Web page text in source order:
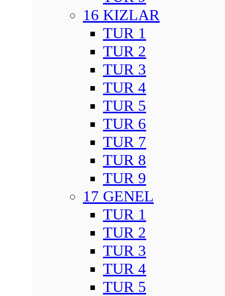
16 KIZLAR
TUR 1
TUR 2
TUR 3
TUR 4
TUR 5
TUR 6
TUR 7
TUR 8
TUR 9
17 GENEL
TUR 1
TUR 2
TUR 3
TUR 4
TUR 5